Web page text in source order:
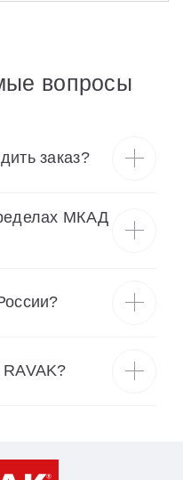
вопросы
заказ?
МКАД